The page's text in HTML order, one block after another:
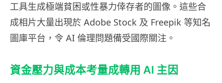
工具生成極端貧困或性暴力倖存者的圖像。這些合
成相片大量出現於 Adobe Stock 及 Freepik 等知名
圖庫平台，令 AI 倫理問題備受國際關注。
資金壓力與成本考量成轉用 AI 主因